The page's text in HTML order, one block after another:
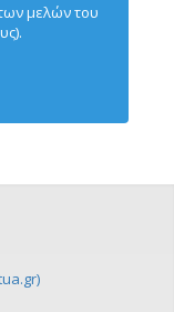
μελών του